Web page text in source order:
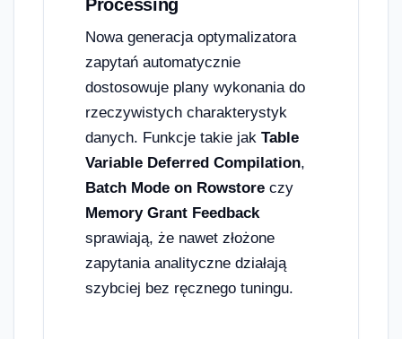
Processing
Nowa generacja optymalizatora
zapytań automatycznie
dostosowuje plany wykonania do
rzeczywistych charakterystyk
danych. Funkcje takie jak Table
Variable Deferred Compilation,
Batch Mode on Rowstore czy
Memory Grant Feedback
sprawiają, że nawet złożone
zapytania analityczne działają
szybciej bez ręcznego tuningu.